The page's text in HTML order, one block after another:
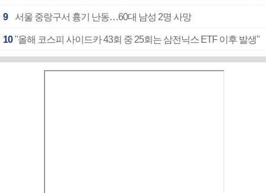
9 서울 중랑구서 흉기 난동…60대 남성 2명 사망
10 "올해 코스피 사이드카 43회 중 25회는 삼전닉스 ETF 이후 발생"